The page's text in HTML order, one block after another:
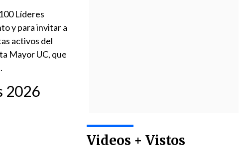
Videos + Vistos
Líderes
y para invitar a
activos del
Mayor UC, que
2026